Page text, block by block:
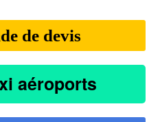
de devis
aéroports